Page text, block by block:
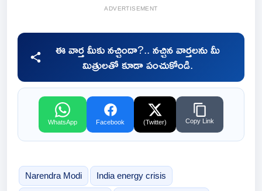
ADVERTISEMENT
ఈ వార్త మీకు నచ్చిందా?.. నచ్చిన వార్తలను మీ
మిత్రులతో కూడా పంచుకోండి.
WhatsApp Facebook (Twitter) Copy Link
Narendra Modi India energy crisis